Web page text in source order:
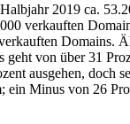
2019 ca.
verkauften
geht von über 31
ausgehen,
ein Minus von 26